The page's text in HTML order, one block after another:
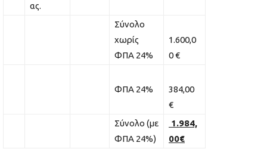
ας.
Σύνολο
χωρίς
ΦΠΑ 24%
1.600,0
0 €
ΦΠΑ 24%
384,00
€
Σύνολο (με
ΦΠΑ 24%)
1.984,
00€